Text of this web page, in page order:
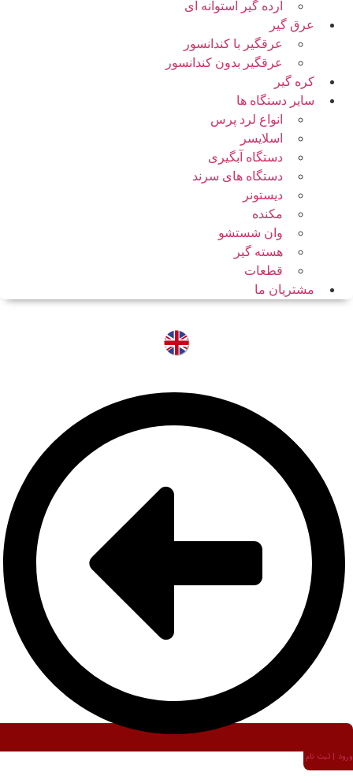
ارده گیر استوانه ای
عرق گیر
عرقگیر با کندانسور
عرقگیر بدون کندانسور
کره گیر
سایر دستگاه ها
انواع لرد پرس
اسلایسر
دستگاه آبگیری
دستگاه های سرند
دیستونر
مکنده
وان شستشو
هسته گیر
قطعات
مشتریان ما
ورود | ثبت نام